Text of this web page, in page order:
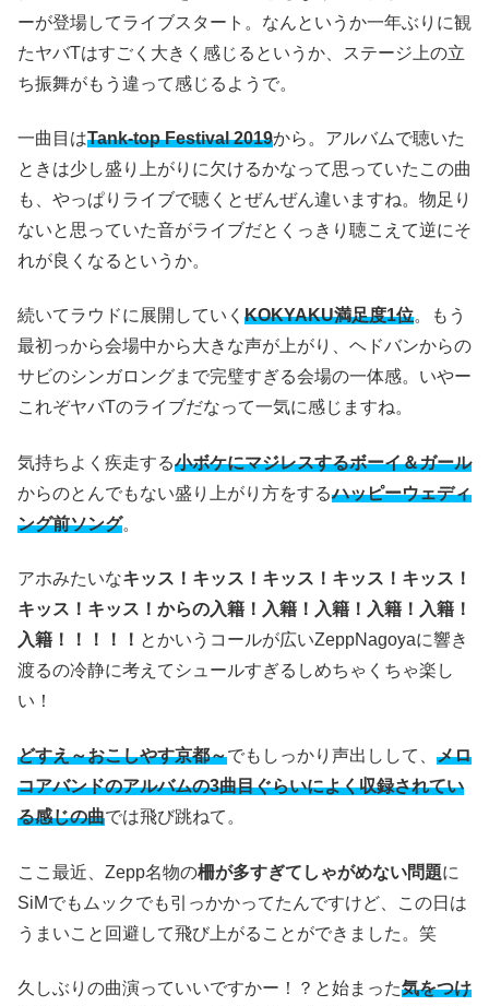
ーが登場してライブスタート。なんというか一年ぶりに観
たヤバTはすごく大きく感じるというか、ステージ上の立
ち振舞がもう違って感じるようで。
一曲目はTank-top Festival 2019から。アルバムで聴いた
ときは少し盛り上がりに欠けるかなって思っていたこの曲
も、やっぱりライブで聴くとぜんぜん違いますね。物足り
ないと思っていた音がライブだとくっきり聴こえて逆にそ
れが良くなるというか。
続いてラウドに展開していく KOKYAKU満足度1位。もう
最初っから会場中から大きな声が上がり、ヘドバンからの
サビのシンガロングまで完璧すぎる会場の一体感。いやー
これぞヤバTのライブだなって一気に感じますね。
気持ちよく疾走する小ボケにマジレスするボーイ＆ガール
からのとんでもない盛り上がり方をするハッピーウェディ
ング前ソング。
アホみたいなキッス！キッス！キッス！キッス！キッス！
キッス！キッス！からの入籍！入籍！入籍！入籍！入籍！
入籍！！！！！ とかいうコールが広いZeppNagoyaに響き
渡るの冷静に考えてシュールすぎるしめちゃくちゃ楽し
い！
どすえ～おこしやす京都～でもしっかり声出しして、 メロ
コアバンドのアルバムの3曲目ぐらいによく収録されてい
る感じの曲では飛び跳ねて。
ここ最近、Zepp名物の柵が多すぎてしゃがめない問題に
SiMでもムックでも引っかかってたんですけど、この日は
うまいこと回避して飛び上がることができました。笑
久しぶりの曲演っていいですかー！？と始まった気をつけ